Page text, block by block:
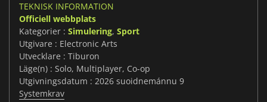
TEKNISK INFORMATION
Officiell webbplats
Kategorier : Simulering, Sport
Utgivare : Electronic Arts
Utvecklare : Tiburon
Läge(n) : Solo, Multiplayer, Co-op
Utgivningsdatum : 2026 suoidnemánnu 9
Systemkrav